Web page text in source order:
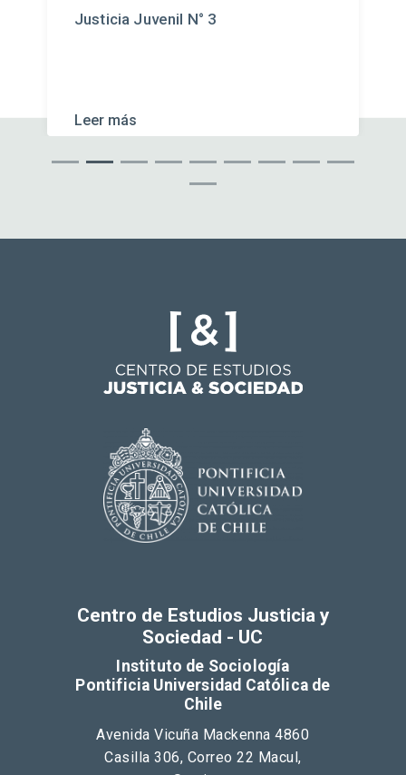
Justicia Juvenil N° 3
Leer más
Centro de Estudios Justicia y
Sociedad - UC
Instituto de Sociología
Pontificia Universidad Católica de
Chile
Avenida Vicuña Mackenna 4860
Casilla 306, Correo 22 Macul,